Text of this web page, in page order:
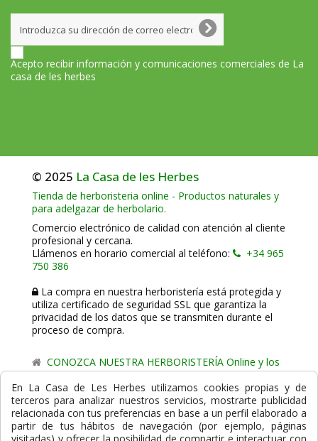
Acepto recibir información y comunicaciones comerciales de La
casa de les herbes
© 2025 La Casa de les Herbes
Tienda de herboristeria online - Productos naturales y
para adelgazar de herbolario.
Comercio electrónico de calidad con atención al cliente
profesional y cercana.
Llámenos en horario comercial al teléfono:
+34 965
750 386
La compra en nuestra herboristería está protegida y
utiliza certificado de seguridad SSL que garantiza la
privacidad de los datos que se transmiten durante el
proceso de compra.
CONOZCA NUESTRA HERBORISTERÍA Online y los
comercio de proximidad de La Casa de les Herbes.
Powered byGesdi.com E-Commerce - Tiendas online
profesionales y seguras
En La Casa de Les Herbes utilizamos cookies propias y de
terceros para analizar nuestros servicios, mostrarte publicidad
relacionada con tus preferencias en base a un perfil elaborado a
partir de tus hábitos de navegación (por ejemplo, páginas